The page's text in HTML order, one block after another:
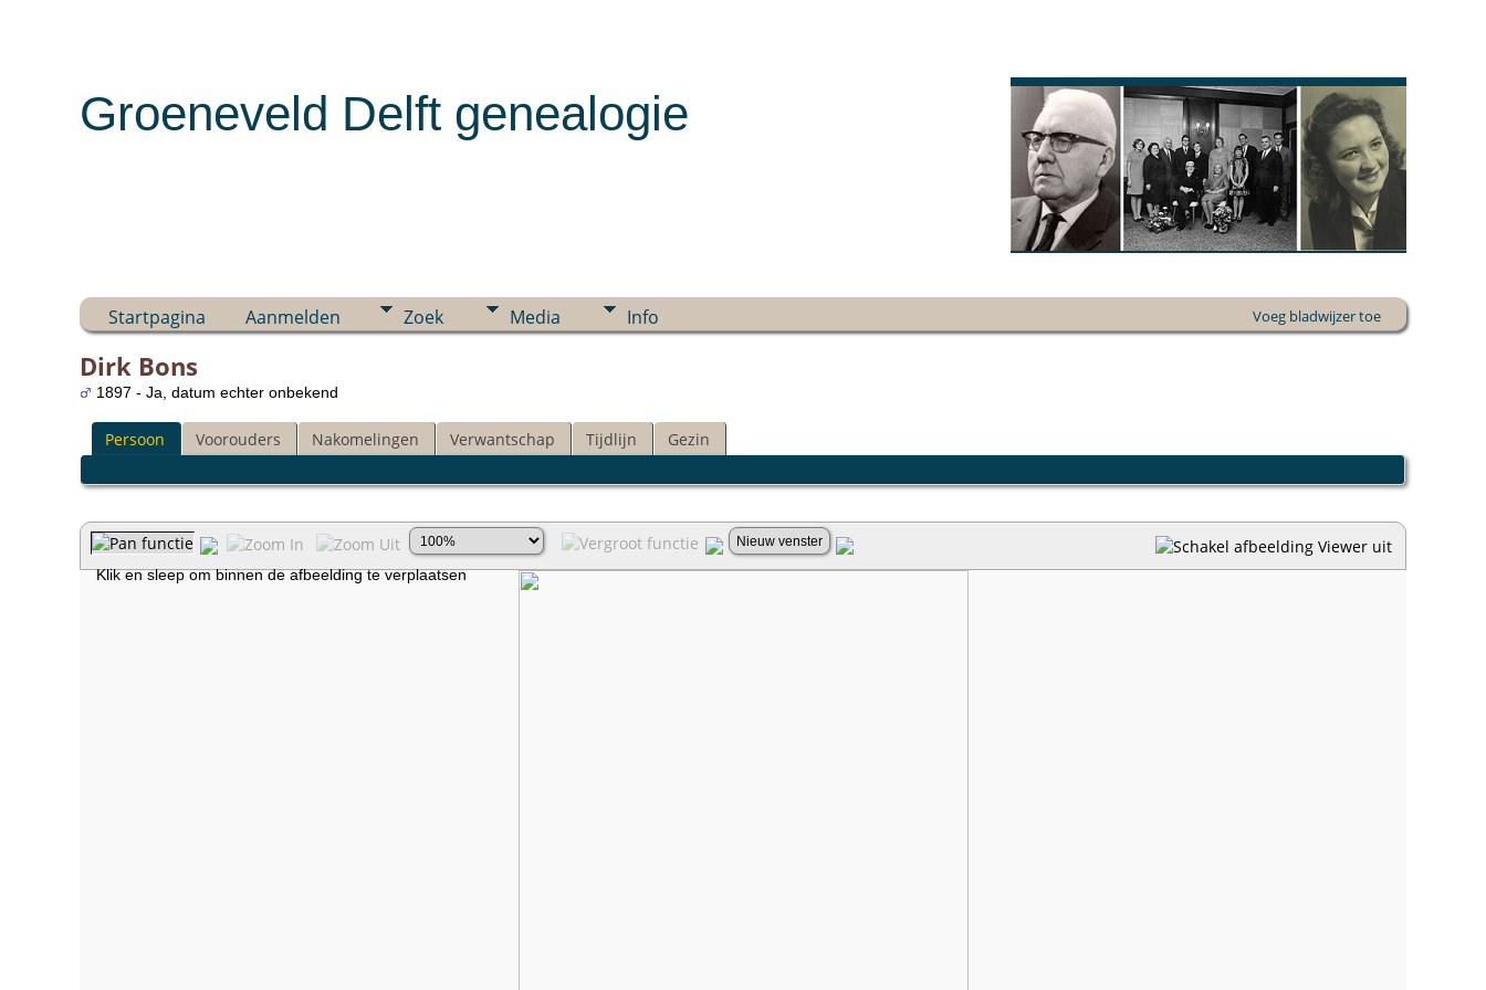
Groeneveld Delft genealogie
Startpagina Aanmelden Zoek Media Info Voeg bladwijzer toe
Dirk Bons
1897 - Ja, datum echter onbekend
Persoon Voorouders Nakomelingen Verwantschap Tijdlijn Gezin